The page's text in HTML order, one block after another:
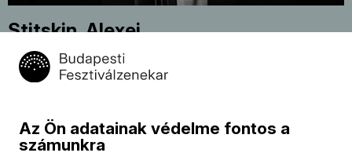
Stitskin, Alexei
Európai Zenekari Akadémia tagjai
Kapcsolat
Az Ön adatainak védelme fontos a
számunkra